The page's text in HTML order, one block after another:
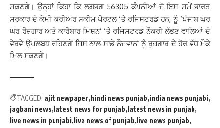
ਸਕਣਗੇ। ਉਨ੍ਹਾਂ ਕਿਹਾ ਕਿ ਲਗਭਗ 56305 ਕੰਪਨੀਆਂ ਜੋ ਇਸ ਸਮੇਂ ਭਾਰਤ
ਸਰਕਾਰ ਦੇ ਕੌਮੀ ਕਰੀਅਰ ਸਕੀਮ ਪੋਰਟਲ ‘ਤੇ ਰਜਿਸਟਰਡ ਹਨ, ਨੂੰ ‘ਪੰਜਾਬ ਘਰ
ਘਰ ਰੋਜ਼ਗਾਰ ਅਤੇ ਕਾਰੋਬਾਰ ਮਿਸ਼ਨ’ ‘ਤੇ ਰਜਿਸਟਰਡ ਨੌਕਰੀ ਲੱਭਣ ਵਾਲਿਆਂ ਦੇ
ਵੇਰਵੇ ਉਪਲਬਧ ਰਹਿਣਗੇ ਜਿਸ ਨਾਲ ਸਾਡੇ ਨੌਜਵਾਨਾਂ ਨੂੰ ਰੁਜ਼ਗਾਰ ਦੇ ਹੋਰ ਵੱਧ ਮੌਕੇ
ਮਿਲ ਸਕਣਗੇ।
TAGGED: ajit newpaper hindi news punjab india news punjabi
jagbani news latest news for punjab latest news in punjab
live news in punjabi live news of punjab live news punjab